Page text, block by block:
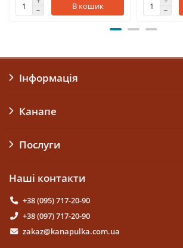
В кошик
Інформація
Канапе
Послуги
Наші контакти
+38 (095) 717-20-90
+38 (097) 717-20-90
zakaz@kanapulka.com.ua